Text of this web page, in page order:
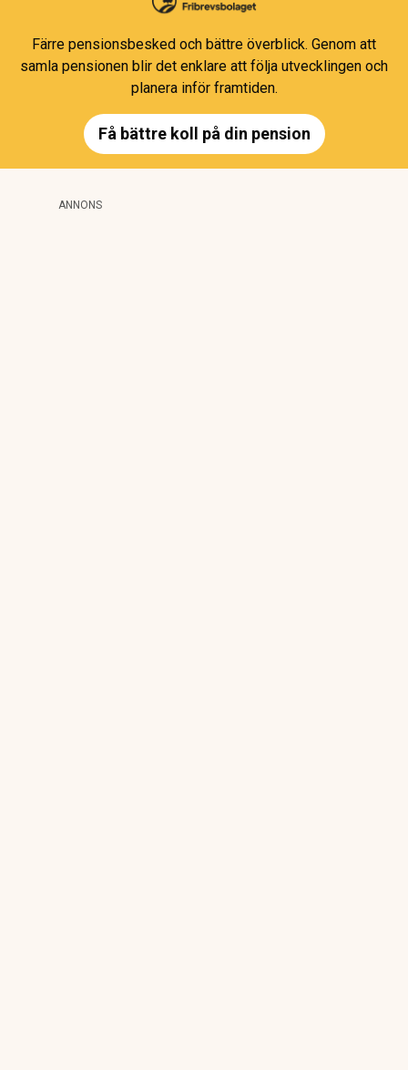
Färre pensionsbesked och bättre överblick. Genom att
samla pensionen blir det enklare att följa utvecklingen och
planera inför framtiden.
Få bättre koll på din pension
ANNONS